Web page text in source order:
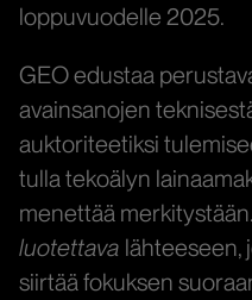
loppuvuodelle 2025.
GEO edustaa
avainsanojen
auktoriteetiksi
tulla tekoälyn
menettää
luotettava lähteeseen,
siirtää fokuksen